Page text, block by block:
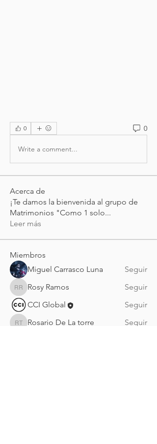
0 0
Write a comment...
Acerca de
¡Te damos la bienvenida al grupo de
Matrimonios "Como 1 solo...
Leer más
Miembros
Miguel Carrasco Luna
Seguir
Rosy Ramos
Rosy Ramos
Seguir
CCI Global
Seguir
Rosario De La torre
Rosario De La torre
Seguir